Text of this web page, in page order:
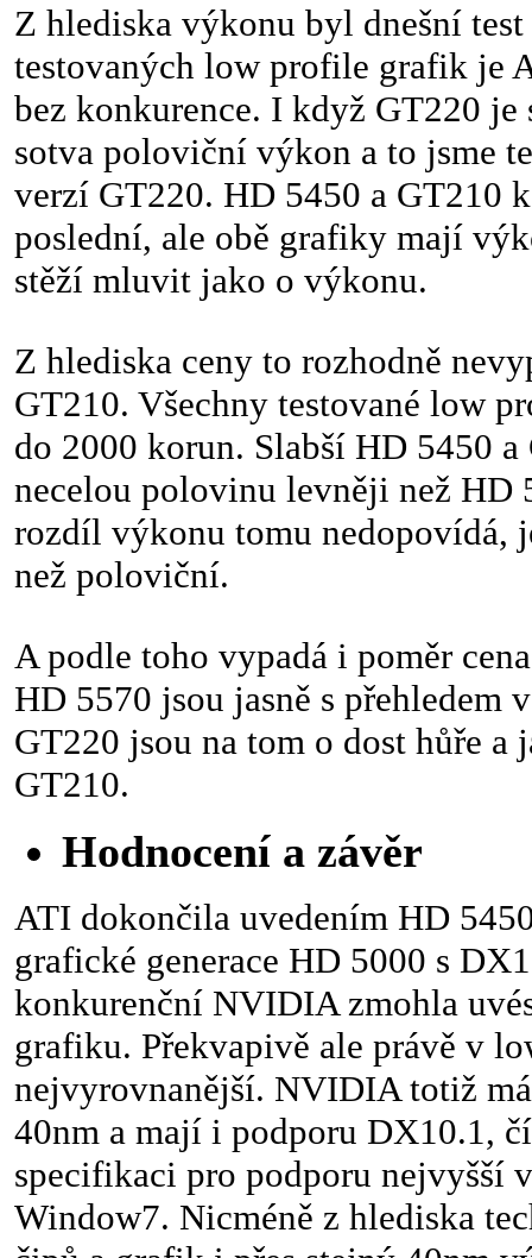
Z hlediska výkonu byl dnešní
testovaných low profile grafik je
bez konkurence. I když GT220 je
sotva poloviční výkon a to jsme
verzí GT220. HD 5450 a GT210
poslední, ale obě grafiky mají
stěží mluvit jako o výkonu.
Z hlediska ceny to rozhodně
GT210. Všechny testované low
do 2000 korun. Slabší HD 5450
necelou polovinu levněji než HD
rozdíl výkonu tomu nedopovídá,
než poloviční.
A podle toho vypadá i poměr
HD 5570 jsou jasně s přehledem
GT220 jsou na tom o dost hůře a
GT210.
Hodnocení a závěr
ATI dokončila uvedením HD
grafické generace HD 5000 s
konkurenční NVIDIA zmohla
grafiku. Překvapivě ale právě v
nejvyrovnanější. NVIDIA totiž
40nm a mají i podporu DX10.1,
specifikaci pro podporu nejvyšší
Window7. Nicméně z hlediska